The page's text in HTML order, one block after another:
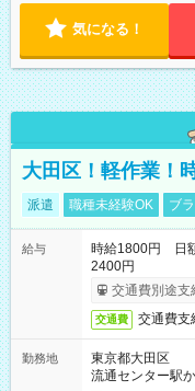
※訪問先により
気になる！
大田区！軽作業！
派遣 職種未経験OK ブ
給与
時給1800円 日
2400円
交通費別途支
交通費 交通費支
勤務地
東京都大田区
流通センター駅